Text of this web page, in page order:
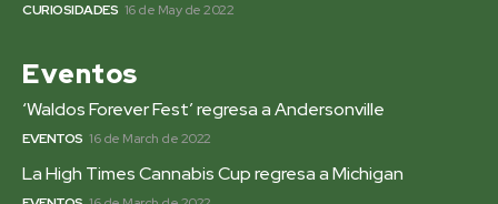
CURIOSIDADES 16 de May de 2022
Eventos
‘Waldos Forever Fest’ regresa a Andersonville
EVENTOS 16 de March de 2022
La High Times Cannabis Cup regresa a Michigan